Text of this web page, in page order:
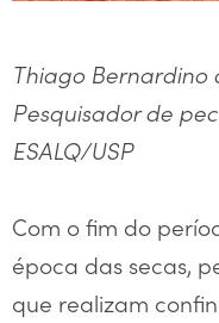
Thiago Bernardino
Pesquisador de
ESALQ/USP
Com o fim do
época das secas,
que realizam